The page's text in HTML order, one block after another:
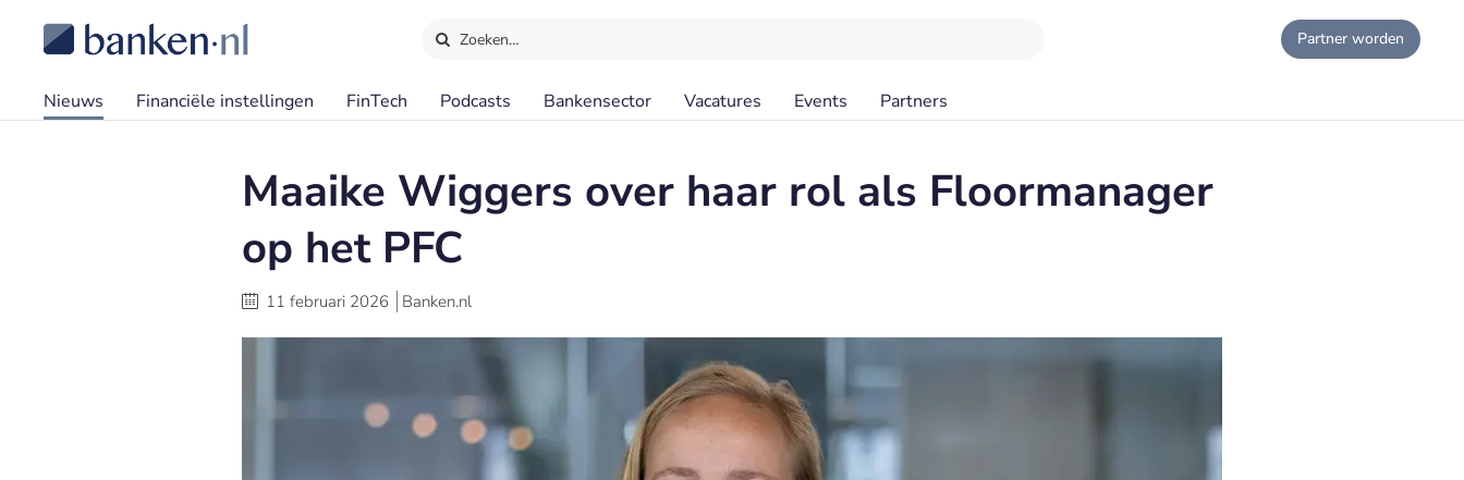
Zoeken… Partner worden
Nieuws Financiële instellingen FinTech Podcasts Bankensector Vacatures Events Partners
Maaike Wiggers over haar rol als Floormanager
op het PFC
11 februari 2026 Banken.nl